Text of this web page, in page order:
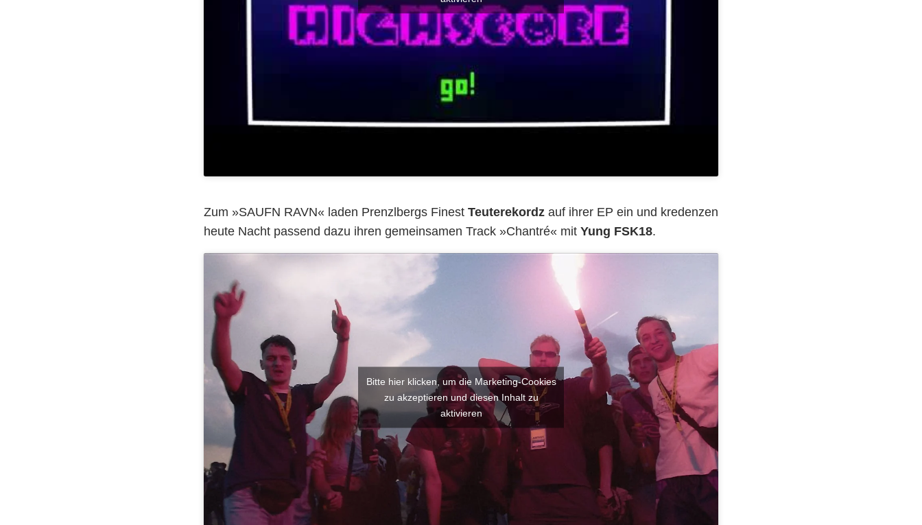
Zum »SAUFN RAVN« laden Prenzlbergs Finest Teuterekordz auf ihrer EP ein und kredenzen
heute Nacht passend dazu ihren gemeinsamen Track »Chantré« mit Yung FSK18.
Bitte hier klicken, um die Marketing-Cookies
zu akzeptieren und diesen Inhalt zu
aktivieren